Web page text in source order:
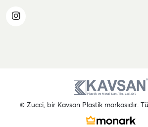
© Zucci, bir Kavsan Plastik markasıdır.